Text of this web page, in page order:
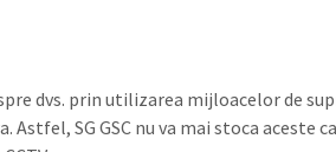
dvs. prin utilizarea mijloacelor de
SG GSC nu va mai stoca